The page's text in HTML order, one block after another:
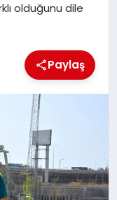
olduğunu dile
Paylaş